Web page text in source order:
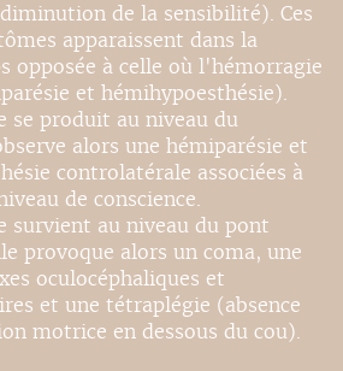
de la sensibilité). Ces
apparaissent dans la
opposée à celle où l'hémorragie
et hémihypoesthésie).
se produit au niveau du
alors une hémiparésie et
controlatérale associées à
de conscience.
survient au niveau du pont
provoque alors un coma, une
oculocéphaliques et
et une tétraplégie (absence
motrice en dessous du cou).